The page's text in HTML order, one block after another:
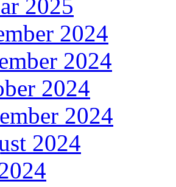
2025
2024
2024
2024
2024
2024